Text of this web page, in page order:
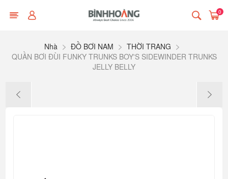
0
Nhà ĐỒ BƠI NAM
THỜI TRANG
QUẦN BƠI ĐÙI FUNKY TRUNKS BOY'S SIDEWINDER TRUNKS
JELLY BELLY